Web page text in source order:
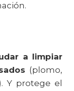
a limpiar
(plomo,
Y protege el